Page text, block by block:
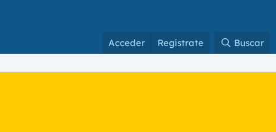
Acceder Regístrate Buscar